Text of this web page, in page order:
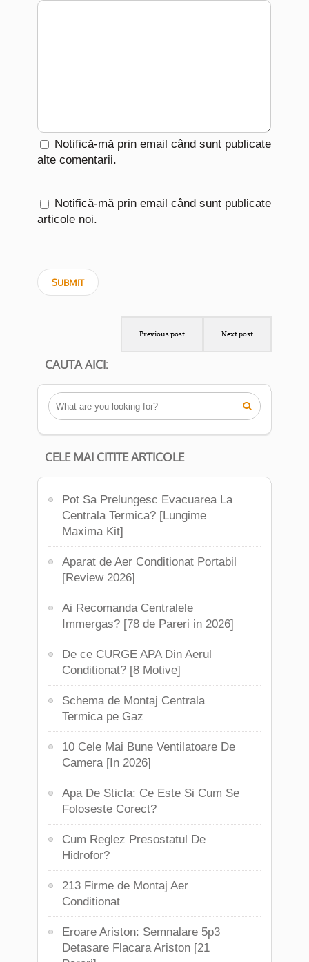
Notifică-mă prin email când sunt publicate
alte comentarii.
Notifică-mă prin email când sunt publicate
articole noi.
Previous post Next post
CAUTA AICI:

CELE MAI CITITE ARTICOLE
Pot Sa Prelungesc Evacuarea La
Centrala Termica? [Lungime
Maxima Kit]
Aparat de Aer Conditionat Portabil
[Review 2026]
Ai Recomanda Centralele
Immergas? [78 de Pareri in 2026]
De ce CURGE APA Din Aerul
Conditionat? [8 Motive]
Schema de Montaj Centrala
Termica pe Gaz
10 Cele Mai Bune Ventilatoare De
Camera [In 2026]
Apa De Sticla: Ce Este Si Cum Se
Foloseste Corect?
Cum Reglez Presostatul De
Hidrofor?
213 Firme de Montaj Aer
Conditionat
Eroare Ariston: Semnalare 5p3
Detasare Flacara Ariston [21